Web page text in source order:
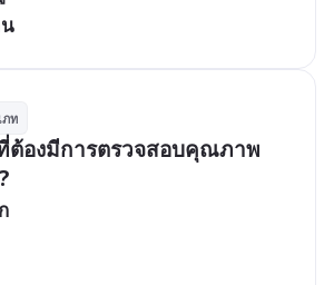
ภท
องมีการตรวจสอบคุณภาพ